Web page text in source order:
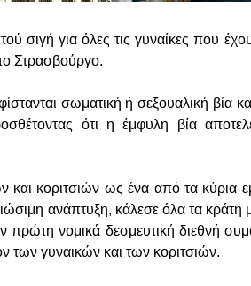
σιγή για όλες τις γυναίκες που
Στρασβούργο.
σωματική ή σεξουαλική βία
ότι η έμφυλη βία
και κοριτσιών ως ένα από τα κύρια
ανάπτυξη, κάλεσε όλα τα κράτη
πρώτη νομικά δεσμευτική διεθνή
των γυναικών και των κοριτσιών.